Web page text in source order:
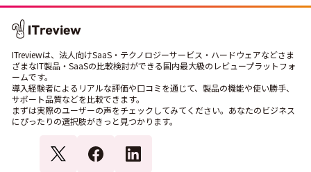
ITreviewは、法人向けSaaS・テクノロジーサービス・ハードウェアなどさま
ざまなIT製品・SaaSの比較検討ができる国内最大級のレビュープラットフォ
ームです。
導入経験者によるリアルな評価や口コミを通じて、製品の機能や使い勝手、
サポート品質などを比較できます。
まずは実際のユーザーの声をチェックしてみてください。あなたのビジネス
にぴったりの選択肢がきっと見つかります。